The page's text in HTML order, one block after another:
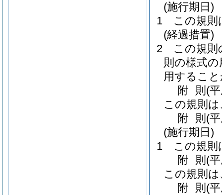
(施行期日)
1
この規則
(経過措置)
2
この規則
則の様式
用するこ
附 則 (
この規則
附 則 (
(施行期日)
1
この規則
附 則 (
この規則
附 則 (